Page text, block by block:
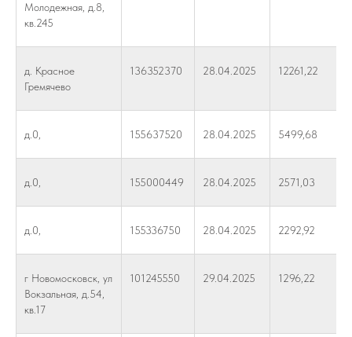
Молодежная, д.8,
кв.245
д. Красное
Гремячево
136352370 28.04.2025 12261,22
д.0, 155637520 28.04.2025 5499,68
д.0, 155000449 28.04.2025 2571,03
д.0, 155336750 28.04.2025 2292,92
г Новомосковск, ул
Вокзальная, д.54,
кв.17
101245550 29.04.2025 1296,22